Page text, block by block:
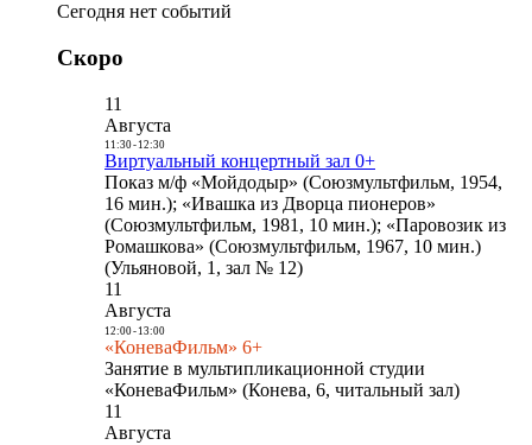
Сегодня нет событий
Скоро
11
Августа
11:30- 12:30
Виртуальный концертный зал 0+
Показ м/ф «Мойдодыр» (Союзмультфильм, 1954,
16 мин.); «Ивашка из Дворца пионеров»
(Союзмультфильм, 1981, 10 мин.); «Паровозик из
Ромашкова» (Союзмультфильм, 1967, 10 мин.)
(Ульяновой, 1, зал № 12)
11
Августа
12:00- 13:00
«КоневаФильм» 6+
Занятие в мультипликационной студии
«КоневаФильм» (Конева, 6, читальный зал)
11
Августа